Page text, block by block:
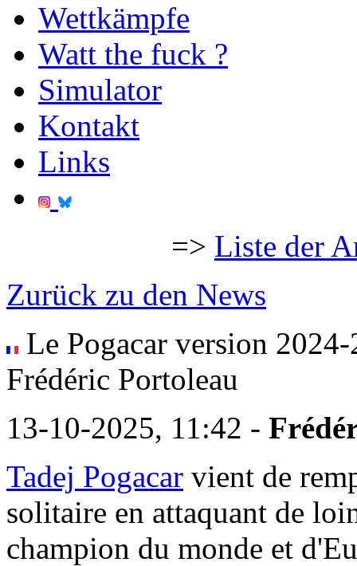
Wettkämpfe
Watt the fuck ?
Simulator
Kontakt
Links
=> Liste der
Zurück zu den News
Le Pogacar version 2024-
Frédéric Portoleau
13-10-2025, 11:42 -
Tadej Pogacar vient de
solitaire en attaquant de
champion du monde et